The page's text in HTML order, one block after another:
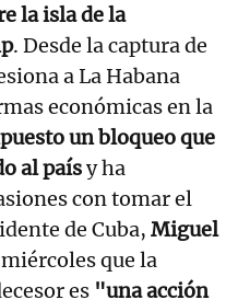
la isla de la
. Desde la captura de
a La Habana
económicas en la
un bloqueo que
al paísy ha
con tomar el
de Cuba, Miguel
que la
es "una acción